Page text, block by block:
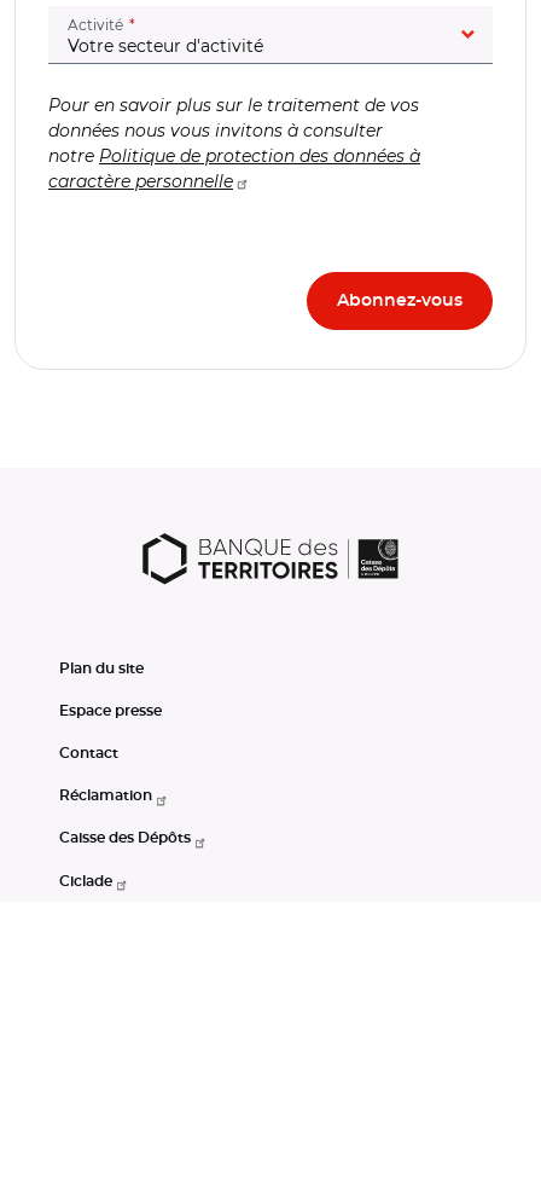
Activité (champ obligatoire)
Pour en savoir plus sur le traitement de vos
données nous vous invitons à consulter
notre Politique de protection des données à
caractère personnelle
Plan du site
Espace presse
Contact
Réclamation
Caisse des Dépôts
Ciclade